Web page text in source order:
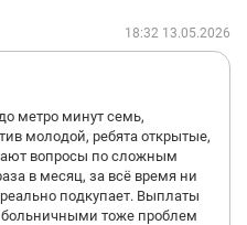
18:32 13.05.2026
метро минут семь,
молодой, ребята открытые,
вопросы по сложным
в месяц, за всё время ни
подкупает. Выплаты
тоже проблем